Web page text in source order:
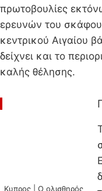
πρωτοβουλίες
ερευνών του
κεντρικού Αιγαίου
δείχνει και το
καλής θέλησης.
Κυπρος | Ο ολισθηρός